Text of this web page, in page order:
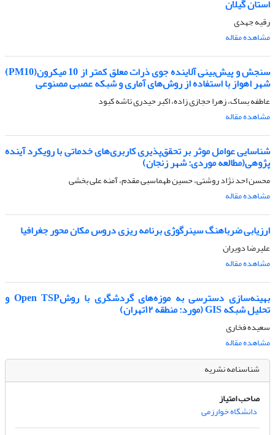
استان گیلان
رقیه جهدی
مشاهده مقاله
سنجش و پیش‌بینی آلاینده جوی ذرات معلق کمتر از 10 میکرون(PM10)
شهر اهواز با استفاده از روش‌های آماری و شبکه عصبی مصنوعی
عاطفه بساک، زهرا حجازی زاده، اکبر حیدری تاشه کبود
مشاهده مقاله
شناسایی عوامل موثر بر تحقق‌پذیری کاربری‌های خدماتی با رویکرد آینده
پژوهی(مطالعه موردی: شهر زنجان)
محسن احد نژاد روشتی، حسین طهماسبی مقدم، آمنه علی بخشی
مشاهده مقاله
ارزیابی ضرباهنگ سینرگوژی برنامه ریزی دروس مکان محور جغرافیا
علیرضا دویران
مشاهده مقاله
بهینه‌سازی دسترسی به موزه‌های گردشگری با روشOpen TSP و
تحلیل شبکه GIS (مورد: منطقه ۱۲تهران)
سعیده فخاری
مشاهده مقاله
شناسنامه نشریه
صاحب امتیاز
دانشگاه خوارزمی